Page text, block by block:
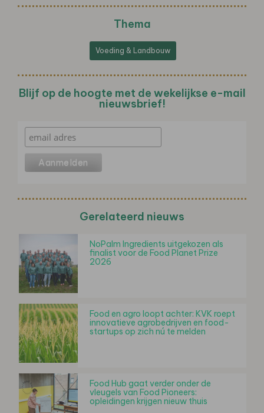
Thema
Voeding & Landbouw
Blijf op de hoogte met de wekelijkse e-mail
nieuwsbrief!
Gerelateerd nieuws
NoPalm Ingredients uitgekozen als
finalist voor de Food Planet Prize
2026
Food en agro loopt achter: KVK roept
innovatieve agrobedrijven en food-
startups op zich nú te melden
Food Hub gaat verder onder de
vleugels van Food Pioneers:
opleidingen krijgen nieuw thuis